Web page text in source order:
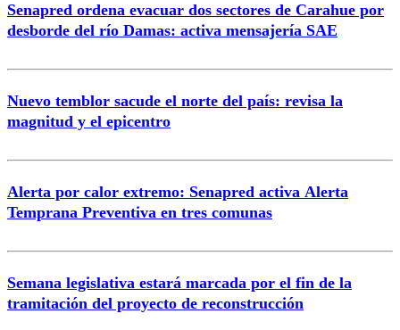
Senapred ordena evacuar dos sectores de Carahue por
desborde del río Damas: activa mensajería SAE
Nuevo temblor sacude el norte del país: revisa la
magnitud y el epicentro
Alerta por calor extremo: Senapred activa Alerta
Temprana Preventiva en tres comunas
Semana legislativa estará marcada por el fin de la
tramitación del proyecto de reconstrucción